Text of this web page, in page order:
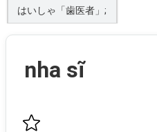
はいしゃ「歯医者」;
nha sĩ